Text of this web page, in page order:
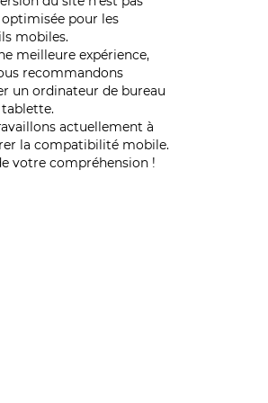
pour les
mobiles.
meilleure expérience,
recommandons
un ordinateur de bureau
actuellement à
la compatibilité mobile.
votre compréhension !